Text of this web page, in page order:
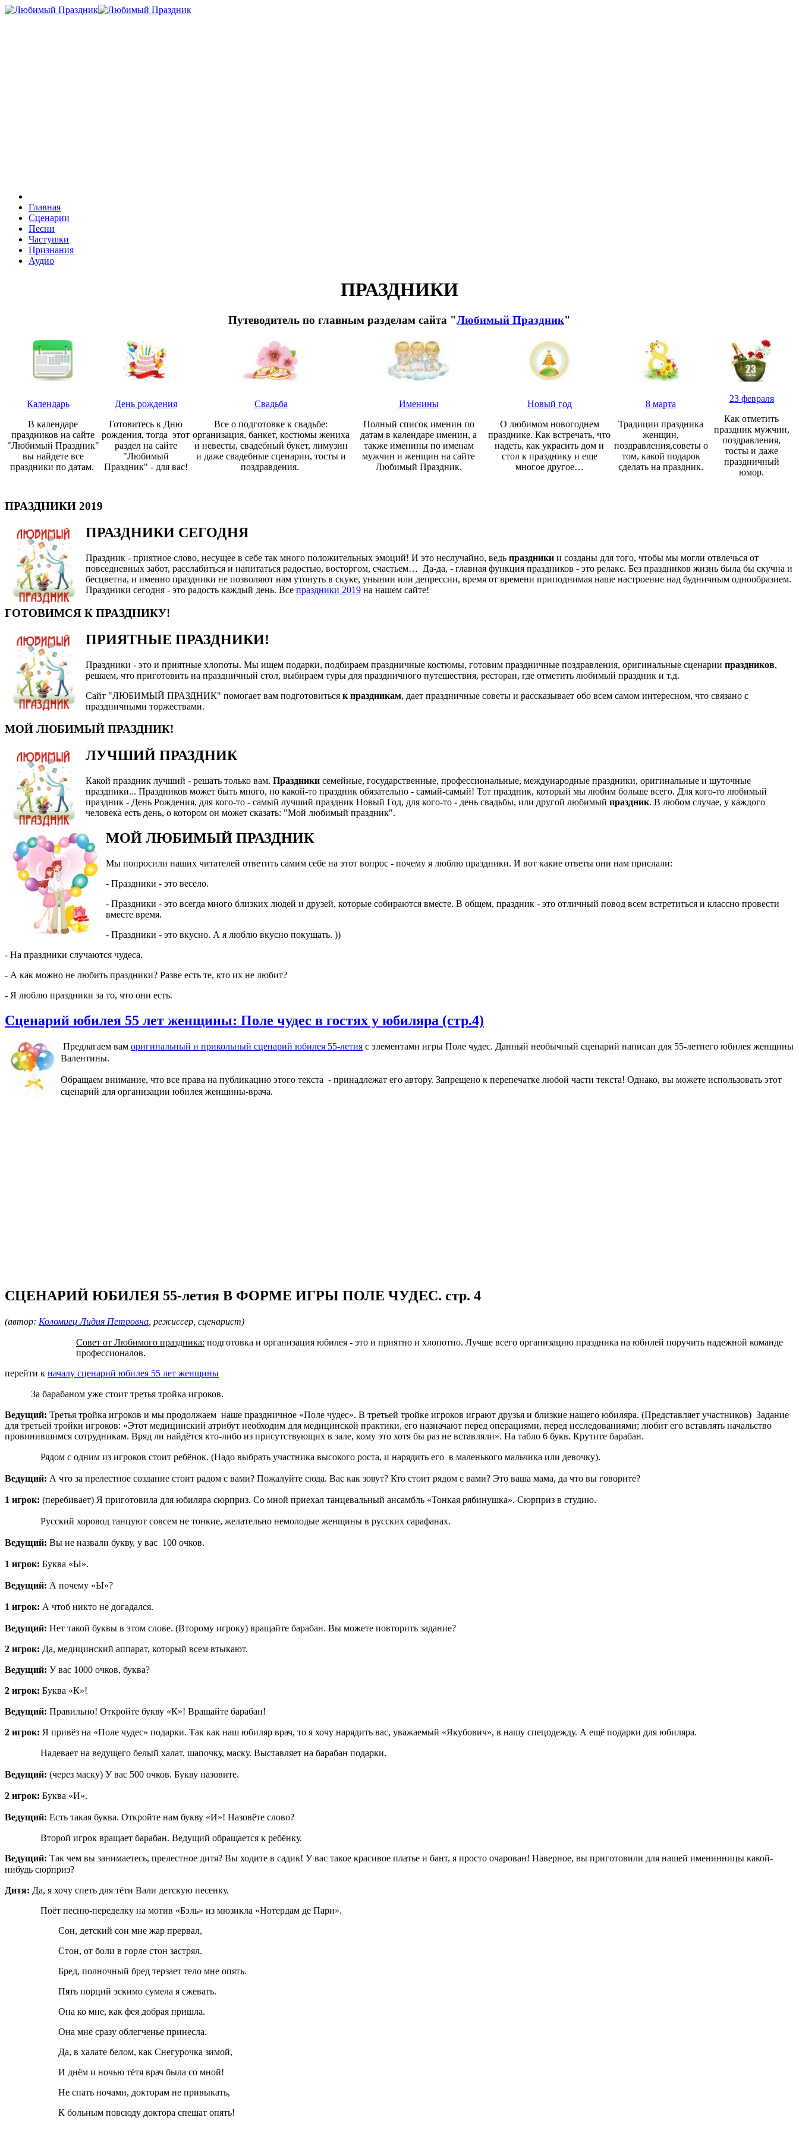
Главная
Сценарии
Песни
Частушки
Признания
Аудио
ПРАЗДНИКИ
Путеводитель по главным разделам сайта "Любимый Праздник"
Календарь
В календаре
праздников на сайте
"Любимый Праздник"
вы найдете все
праздники по датам.
День рождения
Готовитесь к Дню
рождения, тогда этот
раздел на сайте
"Любимый
Праздник" - для вас!
Свадьба
Все о подготовке к свадьбе:
организация, банкет, костюмы жениха
и невесты, свадебный букет, лимузин
и даже свадебные сценарии, тосты и
поздравдения.
Именины
Полный список именин по
датам в календаре именин, а
также именины по именам
мужчин и женщин на сайте
Любимый Праздник.
Новый год
О любимом новогоднем
празднике. Как встречать, что
надеть, как украсить дом и
стол к празднику и еще
многое другое…
8 марта
Традиции праздника
женщин,
поздравления,советы о
том, какой подарок
сделать на праздник.
23 февраля
Как отметить
праздник мужчин,
поздравления,
тосты и даже
праздничный
юмор.
ПРАЗДНИКИ 2019
ПРАЗДНИКИ СЕГОДНЯ
Праздник - приятное слово, несущее в себе так много положительных эмоций! И это неслучайно, ведь праздники и созданы для того, чтобы мы могли отвлечься от
повседневных забот, расслабиться и напитаться радостью, восторгом, счастьем… Да-да, - главная функция праздников - это релакс. Без праздников жизнь была бы скучна и
бесцветна, и именно праздники не позволяют нам утонуть в скуке, унынии или депрессии, время от времени приподнимая наше настроение над будничным однообразием.
Праздники сегодня - это радость каждый день. Все праздники 2019 на нашем сайте!
ГОТОВИМСЯ К ПРАЗДНИКУ!
ПРИЯТНЫЕ ПРАЗДНИКИ!
Праздники - это и приятные хлопоты. Мы ищем подарки, подбираем праздничные костюмы, готовим праздничные поздравления, оригинальные сценарии праздников,
решаем, что приготовить на праздничный стол, выбираем туры для праздничного путешествия, ресторан, где отметить любимый праздник и т.д.
Сайт "ЛЮБИМЫЙ ПРАЗДНИК" помогает вам подготовиться к праздникам, дает праздничные советы и рассказывает обо всем самом интересном, что связано с
праздничными торжествами.
МОЙ ЛЮБИМЫЙ ПРАЗДНИК!
ЛУЧШИЙ ПРАЗДНИК
Какой праздник лучший - решать только вам. Праздники семейные, государственные, профессиональные, международные праздники, оригинальные и шуточные
праздники... Праздников может быть много, но какой-то праздник обязательно - самый-самый! Тот праздник, который мы любим больше всего. Для кого-то любимый
праздник - День Рождения, для кого-то - самый лучший праздник Новый Год, для кого-то - день свадьбы, или другой любимый праздник. В любом случае, у каждого
человека есть день, о котором он может сказать: "Мой любимый праздник".
МОЙ ЛЮБИМЫЙ ПРАЗДНИК
Мы попросили наших читателей ответить самим себе на этот вопрос - почему я люблю праздники. И вот какие ответы они нам прислали:
- Праздники - это весело.
- Праздники - это всегда много близких людей и друзей, которые собираются вместе. В общем, праздник - это отличный повод всем встретиться и классно провести
вместе время.
- Праздники - это вкусно. А я люблю вкусно покушать. ))
- На праздники случаются чудеса.
- А как можно не любить праздники? Разве есть те, кто их не любит?
- Я люблю праздники за то, что они есть.
Сценарий юбилея 55 лет женщины: Поле чудес в гостях у юбиляра (стр.4)
Предлагаем вам оригинальный и прикольный сценарий юбилея 55-летия с элементами игры Поле чудес. Данный необычный сценарий написан для 55-летнего юбилея женщины
Валентины.
Обращаем внимание, что все права на публикацию этого текста - принадлежат его автору. Запрещено к перепечатке любой части текста! Однако, вы можете использовать этот
сценарий для организации юбилея женщины-врача.
СЦЕНАРИЙ ЮБИЛЕЯ 55-летия В ФОРМЕ ИГРЫ ПОЛЕ ЧУДЕС. стр. 4
(автор: Коломиец Лидия Петровна , режиссер, сценарист)
Совет от Любимого праздника: подготовка и организация юбилея - это и приятно и хлопотно. Лучше всего организацию праздника на юбилей поручить надежной команде
профессионалов.
перейти к началу сценарий юбилея 55 лет женщины
За барабаном уже стоит третья тройка игроков.
Ведущий: Третья тройка игроков и мы продолжаем наше праздничное «Поле чудес». В третьей тройке игроков играют друзья и близкие нашего юбиляра. (Представляет участников) Задание
для третьей тройки игроков: «Этот медицинский атрибут необходим для медицинской практики, его назначают перед операциями, перед исследованиями; любит его вставлять начальство
провинившимся сотрудникам. Вряд ли найдётся кто-либо из присутствующих в зале, кому это хотя бы раз не вставляли». На табло 6 букв. Крутите барабан.
Рядом с одним из игроков стоит ребёнок. (Надо выбрать участника высокого роста, и нарядить его в маленького мальчика или девочку).
Ведущий: А что за прелестное создание стоит радом с вами? Пожалуйте сюда. Вас как зовут? Кто стоит рядом с вами? Это ваша мама, да что вы говорите?
1 игрок: (перебивает) Я приготовила для юбиляра сюрприз. Со мной приехал танцевальный ансамбль «Тонкая рябинушка». Сюрприз в студию.
Русский хоровод танцуют совсем не тонкие, желательно немолодые женщины в русских сарафанах.
Ведущий: Вы не назвали букву, у вас 100 очков.
1 игрок: Буква «Ы».
Ведущий: А почему «Ы»?
1 игрок: А чтоб никто не догадался.
Ведущий: Нет такой буквы в этом слове. (Второму игроку) вращайте барабан. Вы можете повторить задание?
2 игрок: Да, медицинский аппарат, который всем втыкают.
Ведущий: У вас 1000 очков, буква?
2 игрок: Буква «К»!
Ведущий: Правильно! Откройте букву «К»! Вращайте барабан!
2 игрок: Я привёз на «Поле чудес» подарки. Так как наш юбиляр врач, то я хочу нарядить вас, уважаемый «Якубович», в нашу спецодежду. А ещё подарки для юбиляра.
Надевает на ведущего белый халат, шапочку, маску. Выставляет на барабан подарки.
Ведущий: (через маску) У вас 500 очков. Букву назовите.
2 игрок: Буква «И».
Ведущий: Есть такая буква. Откройте нам букву «И»! Назовёте слово?
Второй игрок вращает барабан. Ведущий обращается к ребёнку.
Ведущий: Так чем вы занимаетесь, прелестное дитя? Вы ходите в садик! У вас такое красивое платье и бант, я просто очарован! Наверное, вы приготовили для нашей именинницы какой-
нибудь сюрприз?
Дитя: Да, я хочу спеть для тёти Вали детскую песенку.
Поёт песню-переделку на мотив «Бэль» из мюзикла «Нотердам де Пари».
Сон, детский сон мне жар прервал,
Стон, от боли в горле стон застрял.
Бред, полночный бред терзает тело мне опять.
Пять порций эскимо сумела я сжевать.
Она ко мне, как фея добрая пришла.
Она мне сразу облегченье принесла.
Да, в халате белом, как Снегурочка зимой,
И днём и ночью тётя врач была со мной!
Не спать ночами, докторам не привыкать,
К больным повсюду доктора спешат опять!